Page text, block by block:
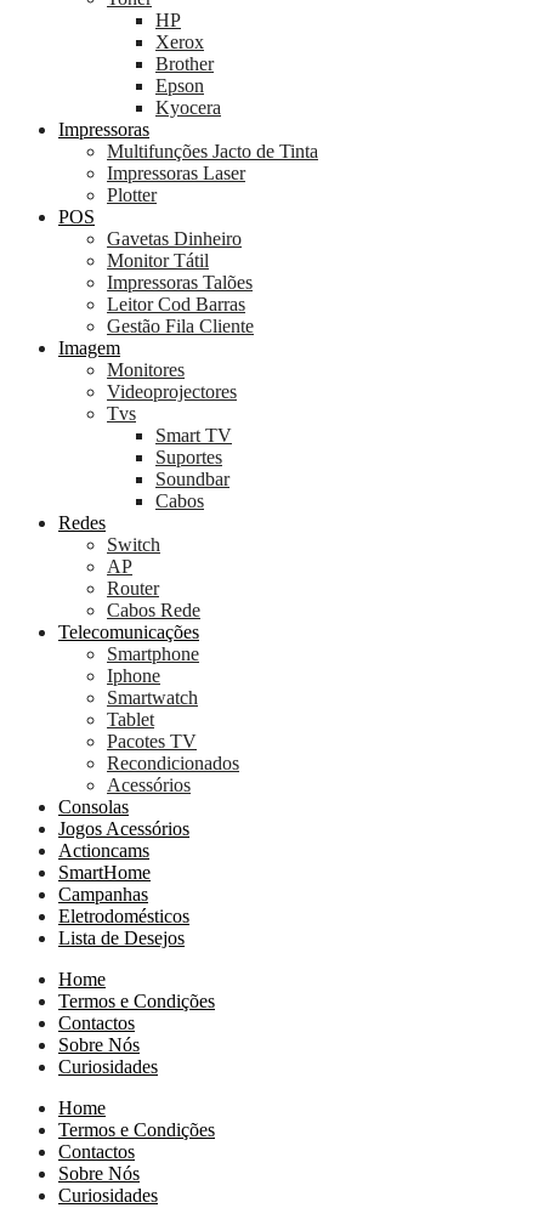
HP
Xerox
Brother
Epson
Kyocera
Impressoras
Multifunções Jacto de Tinta
Impressoras Laser
Plotter
POS
Gavetas Dinheiro
Monitor Tátil
Impressoras Talões
Leitor Cod Barras
Gestão Fila Cliente
Imagem
Monitores
Videoprojectores
Tvs
Smart TV
Suportes
Soundbar
Cabos
Redes
Switch
AP
Router
Cabos Rede
Telecomunicações
Smartphone
Iphone
Smartwatch
Tablet
Pacotes TV
Recondicionados
Acessórios
Consolas
Jogos Acessórios
Actioncams
SmartHome
Campanhas
Eletrodomésticos
Lista de Desejos
Home
Termos e Condições
Contactos
Sobre Nós
Curiosidades
Home
Termos e Condições
Contactos
Sobre Nós
Curiosidades